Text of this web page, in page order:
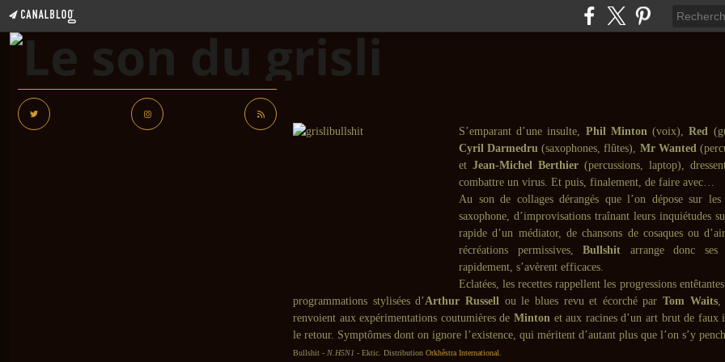
S’emparant d’une insulte, Phil Minton(voix),Red
Cyril Darmedru (saxophones, flûtes), Mr Wanted
et Jean-Michel Berthier (percussions, laptop),
combattre un virus. Et puis, finalement, de faire avec…
Au son de collages dérangés que l’on dépose sur
saxophone, d’improvisations traînant leurs inquiétudes
rapide d’un médiator, de chansons de cosaques ou
récréations permissives,Bullshit arrange donc ses
rapidement, s’avèrent efficaces.
Eclatées, les recettes rappellent les progressions
programmations stylisées d’Arthur Russellou le blues revu et écorché parTom Waits,
renvoient aux expérimentations coutumières de Minton et aux racines d’un art brut de faux
le retour. Symptômes dont on ignore l’existence, qui méritent d’autant plus que l’on s’y
Bullshit - N.H5N1 - Ektic. Distribution Orkhêstra International